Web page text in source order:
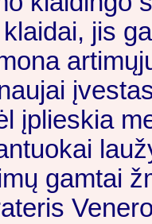
jis
įplieskia
gamtai